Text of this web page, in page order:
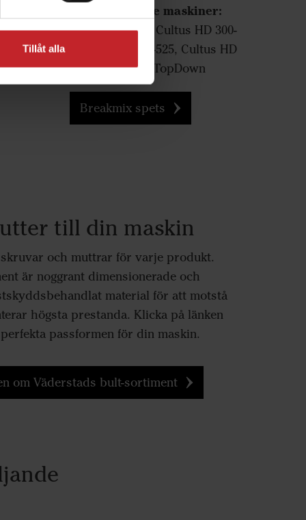
Tillåt alla
HD
Passar följande maskiner:
Cultus 300-400, Cultus HD 300-
400, Cultus 425-525, Cultus HD
425-525, Opus, TopDown
Breakmix spets
till din maskin
och muttrar för varje produkt.
är noggrant dimensionerade och
material för att motstå
högsta prestanda. Klicka på länken
passformen för din maskin.
om Väderstads bult-sortiment